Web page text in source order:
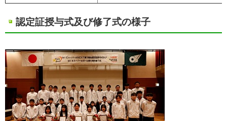
認定証授与式及び修了式の様子